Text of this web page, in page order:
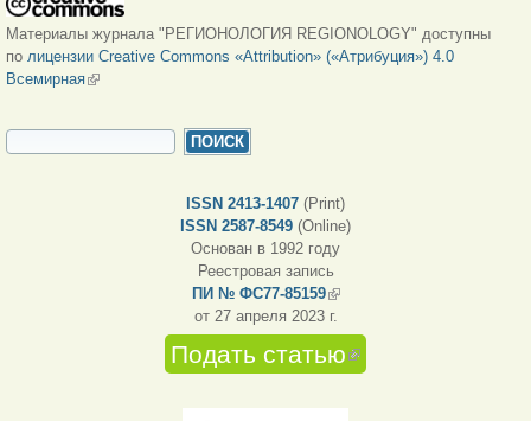
Материалы журнала "РЕГИОНОЛОГИЯ REGIONOLOGY" доступны
по лицензии Creative Commons «Attribution» («Атрибуция») 4.0
Всемирная(внешняя ссылка)
ФОРМА ПОИСКА
ISSN 2413-1407 (Print)
ISSN 2587-8549 (Online)
Основан в 1992 году
Реестровая запись
ПИ № ФС77-85159(внешняя ссылка)
от 27 апреля 2023 г.
Подать статью